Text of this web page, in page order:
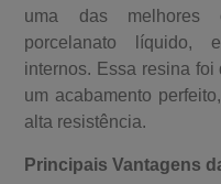
uma das melhores
porcelanato líquido,
internos. Essa resina
um acabamento
alta resistência.
Principais Vantagens